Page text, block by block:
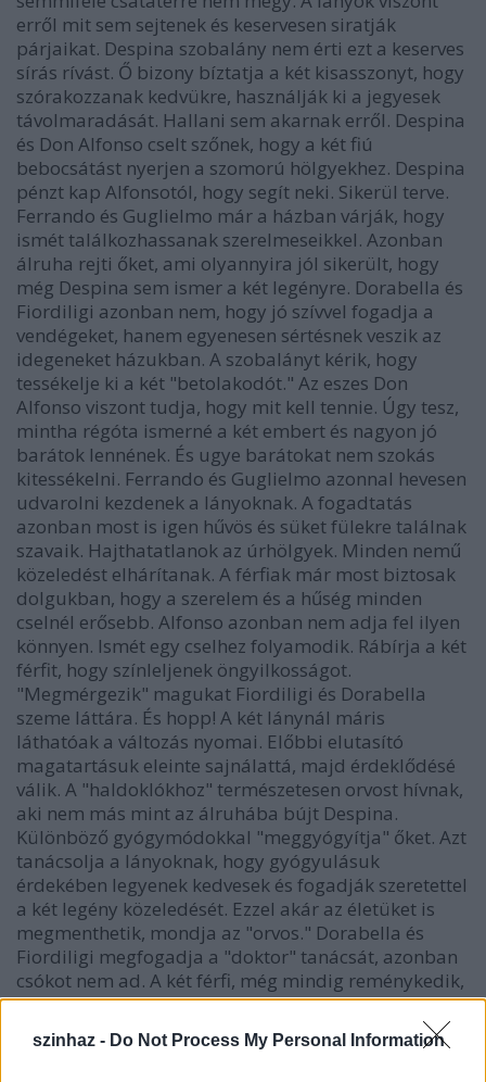
szinhaz - Do Not Process My Personal Information
erről mit sem sejtenek és keservesen siratják
párjaikat. Despina szobalány nem érti ezt a keserves
sírás rívást. Ő bizony bíztatja a két kisasszonyt, hogy
szórakozzanak kedvükre, használják ki a jegyesek
távolmaradását. Hallani sem akarnak erről. Despina
és Don Alfonso cselt szőnek, hogy a két fiú
bebocsátást nyerjen a szomorú hölgyekhez. Despina
pénzt kap Alfonsotól, hogy segít neki. Sikerül terve.
Ferrando és Guglielmo már a házban várják, hogy
ismét találkozhassanak szerelmeseikkel. Azonban
álruha rejti őket, ami olyannyira jól sikerült, hogy
még Despina sem ismer a két legényre. Dorabella és
Fiordiligi azonban nem, hogy jó szívvel fogadja a
vendégeket, hanem egyenesen sértésnek veszik az
idegeneket házukban. A szobalányt kérik, hogy
tessékelje ki a két "betolakodót." Az eszes Don
Alfonso viszont tudja, hogy mit kell tennie. Úgy tesz,
mintha régóta ismerné a két embert és nagyon jó
barátok lennének. És ugye barátokat nem szokás
kitessékelni. Ferrando és Guglielmo azonnal hevesen
udvarolni kezdenek a lányoknak. A fogadtatás
azonban most is igen hűvös és süket fülekre találnak
szavaik. Hajthatatlanok az úrhölgyek. Minden nemű
közeledést elhárítanak. A férfiak már most biztosak
dolgukban, hogy a szerelem és a hűség minden
cselnél erősebb. Alfonso azonban nem adja fel ilyen
könnyen. Ismét egy cselhez folyamodik. Rábírja a két
férfit, hogy színleljenek öngyilkosságot.
"Megmérgezik" magukat Fiordiligi és Dorabella
szeme láttára. És hopp! A két lánynál máris
láthatóak a változás nyomai. Előbbi elutasító
magatartásuk eleinte sajnálattá, majd érdeklődésé
válik. A "haldoklókhoz" természetesen orvost hívnak,
aki nem más mint az álruhába bújt Despina.
Különböző gyógymódokkal "meggyógyítja" őket. Azt
tanácsolja a lányoknak, hogy gyógyulásuk
érdekében legyenek kedvesek és fogadják szeretettel
a két legény közeledését. Ezzel akár az életüket is
megmenthetik, mondja az "orvos." Dorabella és
Fiordiligi megfogadja a "doktor" tanácsát, azonban
csókot nem ad. A két férfi, még mindig reménykedik,
hogy megnyerik a fogadást.